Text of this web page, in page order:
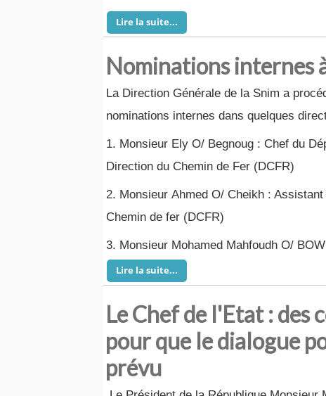
Lire la suite...
Nominations internes
La Direction Générale de la Snim a
nominations internes dans quelques
1. Monsieur Ely O/ Begnoug : Chef du
Direction du Chemin de Fer (DCFR)
2. Monsieur Ahmed O/ Cheikh :
Chemin de fer (DCFR)
3. Monsieur Mohamed Mahfoudh O/
Lire la suite...
Le Chef de l'Etat : des
pour que le dialogue
prévu